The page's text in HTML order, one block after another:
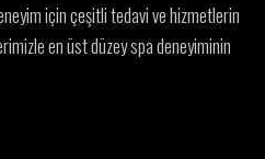
için çeşitli tedavi ve hizmetlerin
en üst düzey spa deneyiminin